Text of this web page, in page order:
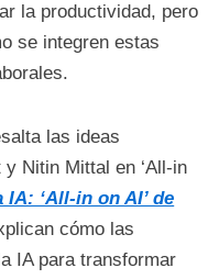
la productividad, pero
se integren estas
las ideas
Nitin Mittal en ‘All-in
‘All-in on AI’ de
cómo las
IA para transformar